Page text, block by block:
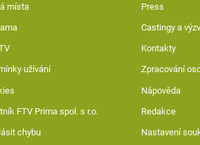
místa Press
Castingy a
Kontakty
užívání Zpracování
Nápověda
FTV Prima spol. s r.o. Redakce
chybu Nastavení